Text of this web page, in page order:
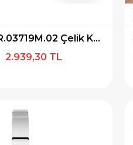
Ferrucci FER.03719M.02 Çelik Kordon Erkek Kol Saati
2.939,30 TL